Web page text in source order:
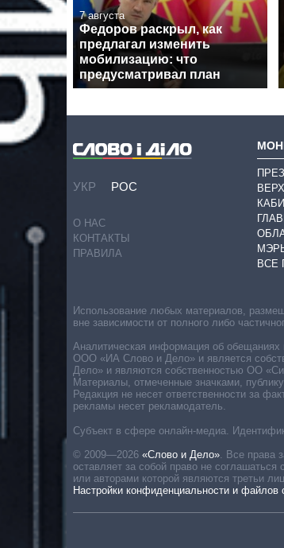
7 августа
Федоров раскрыл, как
предлагал изменить
мобилизацию: что
предусматривал план
УКР РОС
О НАС
КОНТАКТЫ
ПРАВИЛА
ВСЕ
Субъект в сфере онлайн-медиа.
© 2009—2026 «Слово и Дело». Все права
оставляет за собой право не
или авторами которой являются третьи
Настройки конфиденциальности и файлов
Использование любых материалов,
вне зависимости от полного либо
Аналитическая информация об обещаниях
ООО «ИА Слово и Дело» и является
Дело» и являются собственностью ОО
Материалы, отмеченные значками,
Редакция не несет ответственности за
рекламы несет рекламодатель.